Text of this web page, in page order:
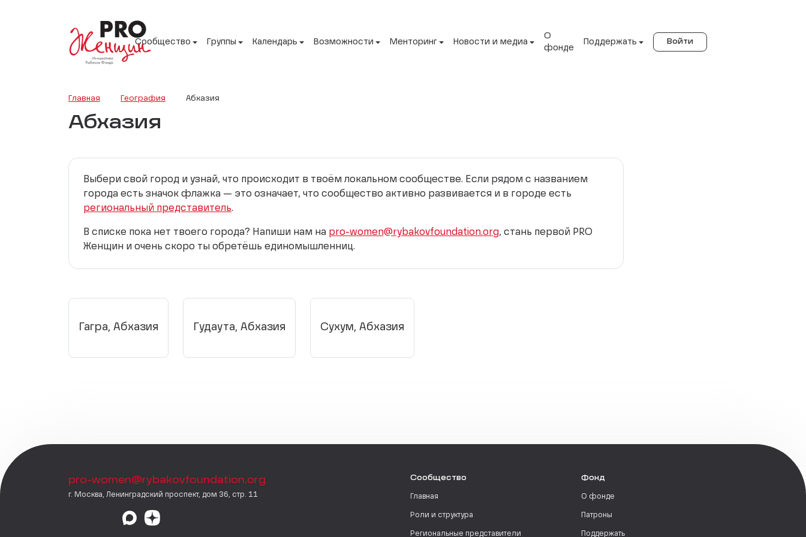
Сообщество Группы Календарь Возможности Менторинг Новости и медиа
О
фонде
Поддержать Войти
Главная География Абхазия
Абхазия
Выбери свой город и узнай, что происходит в твоём локальном сообществе. Если рядом с названием
города есть значок флажка — это означает, что сообщество активно развивается и в городе есть
региональный представитель.
В списке пока нет твоего города? Напиши нам на pro-women@rybakovfoundation.org, стань первой PRO
Женщин и очень скоро ты обретёшь единомышленниц.
Гагра, Абхазия Гудаута, Абхазия Сухум, Абхазия
pro-women@rybakovfoundation.org
г. Москва, Ленинградский проспект, дом 36, стр. 11
Сообщество
Главная
Роли и структура
Региональные представители
Фонд
О фонде
Патроны
Поддержать